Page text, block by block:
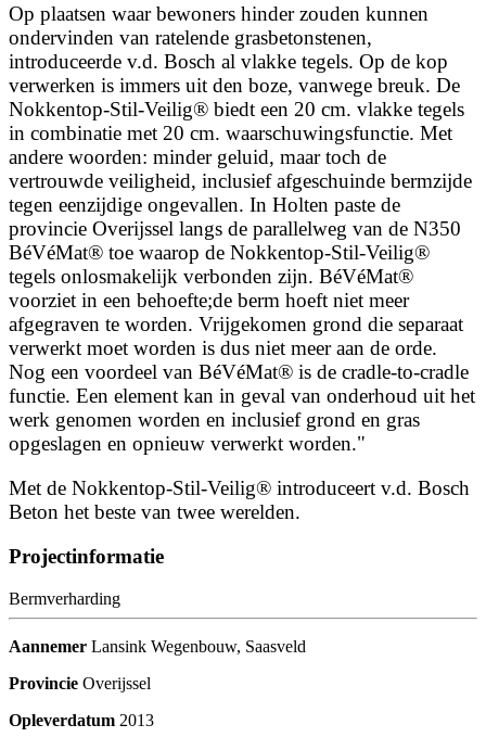
Op plaatsen waar bewoners hinder zouden kunnen
ondervinden van ratelende grasbetonstenen,
introduceerde v.d. Bosch al vlakke tegels. Op de kop
verwerken is immers uit den boze, vanwege breuk. De
Nokkentop-Stil-Veilig® biedt een 20 cm. vlakke tegels
in combinatie met 20 cm. waarschuwingsfunctie. Met
andere woorden: minder geluid, maar toch de
vertrouwde veiligheid, inclusief afgeschuinde bermzijde
tegen eenzijdige ongevallen. In Holten paste de
provincie Overijssel langs de parallelweg van de N350
BéVéMat® toe waarop de Nokkentop-Stil-Veilig®
tegels onlosmakelijk verbonden zijn. BéVéMat®
voorziet in een behoefte;de berm hoeft niet meer
afgegraven te worden. Vrijgekomen grond die separaat
verwerkt moet worden is dus niet meer aan de orde.
Nog een voordeel van BéVéMat® is de cradle-to-cradle
functie. Een element kan in geval van onderhoud uit het
werk genomen worden en inclusief grond en gras
opgeslagen en opnieuw verwerkt worden."
Met de Nokkentop-Stil-Veilig® introduceert v.d. Bosch
Beton het beste van twee werelden.
Projectinformatie
Bermverharding
Aannemer Lansink Wegenbouw, Saasveld
Provincie Overijssel
Opleverdatum 2013